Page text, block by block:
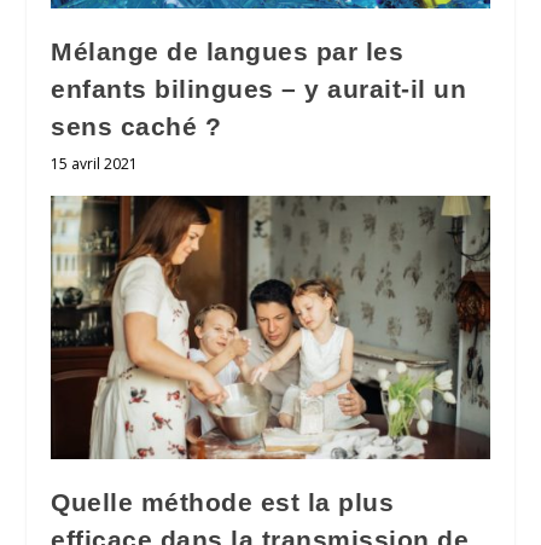
Mélange de langues par les
enfants bilingues – y aurait-il un
sens caché ?
15 avril 2021
Quelle méthode est la plus